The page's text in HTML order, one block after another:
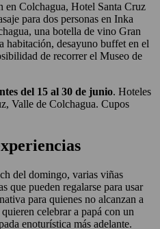
en Colchagua, Hotel Santa Cruz
para dos personas en Inka
una botella de vino Gran
habitación, desayuno buffet en el
de recorrer el Museo de
del 15 al 30 de junio. Hoteles
Valle de Colchagua. Cupos
del domingo, varias viñas
que pueden regalarse para usar
para quienes no alcanzan a
celebrar a papá con un
enoturística más adelante.